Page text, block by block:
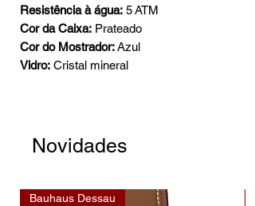
Resistência à água: 5 ATM
Cor da Caixa: Prateado
Cor do Mostrador:Azul
Vidro: Cristal mineral
Novidades
Bauhaus Dessau